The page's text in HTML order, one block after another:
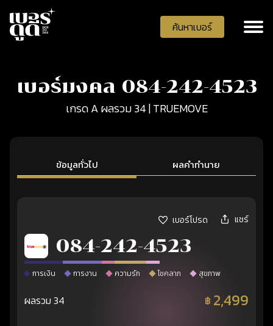
ค้นหาเบอร์
เบอร์มงคล 084-242-4523
เกรด A ผลรวม 34 | TRUEMOVE
ข้อมูลทั่วไป ผลคำทำนาย
เบอร์โปรด แชร์
084-242-4523
การเงิน การงาน ความรัก โชคลาภ สุขภาพ
ผลรวม 34 ฿ 2,499